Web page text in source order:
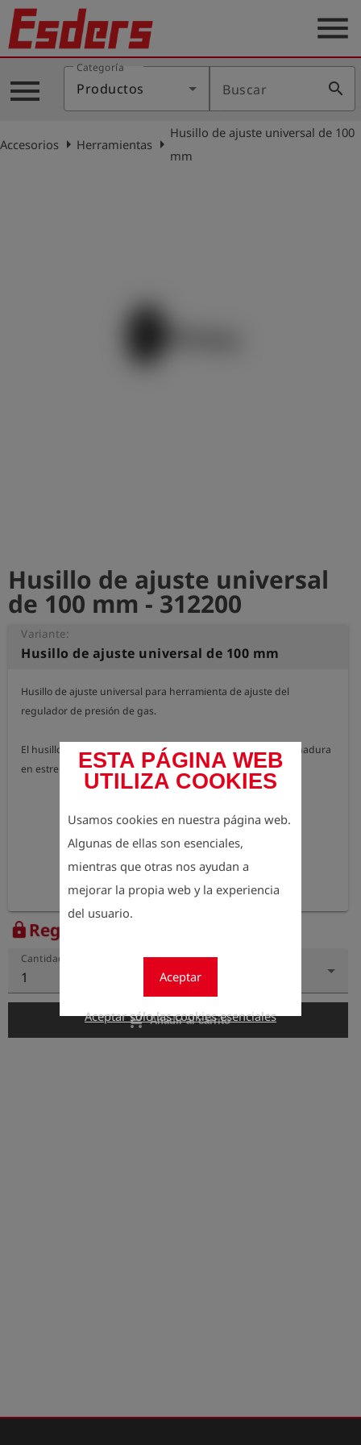
Productos
Blog
Aplicaciones
ESTA PÁGINA WEB
UTILIZA COOKIES
Usamos cookies en nuestra página web.
Algunas de ellas son esenciales,
mientras que otras nos ayudan a
mejorar la propia web y la experiencia
del usuario.
Aceptar
Aceptar sólo las cookies esenciales
menu
menu
Categoría
Productos Buscar search
Accesorios arrow_rightHerramientasarrow_right
Husillo de ajuste universal de 100
mm
Husillo de ajuste universal
de 100 mm - 312200
Variante:
Husillo de ajuste universal de 100 mm
Husillo de ajuste universal para herramienta de ajuste del
regulador de presión de gas.
El husillo tiene una longitud de 100 mm y dispone de empuñadura
en estrella.
lockRegístrese para ver el precio
Cantidad
1
add_shopping_cart Añadir al carrito